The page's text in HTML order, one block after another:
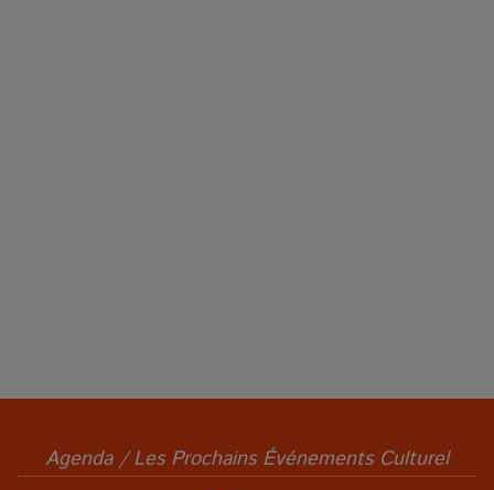
Agenda / Les Prochains Événements Culturel